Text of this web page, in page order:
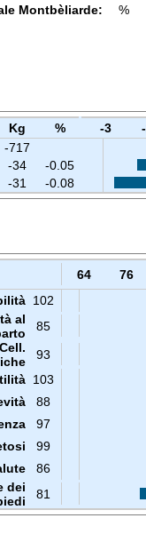
Montbèliarde:
%
Kg % -3
-717
-34
-0.05
-31 -0.08
64 76
102
al
85
Cell.
93
103
88
97
99
86
dei
81